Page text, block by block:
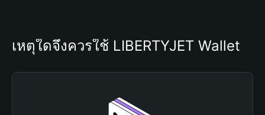
เหตุใดจึงควรใช้ LIBERTYJET Wallet